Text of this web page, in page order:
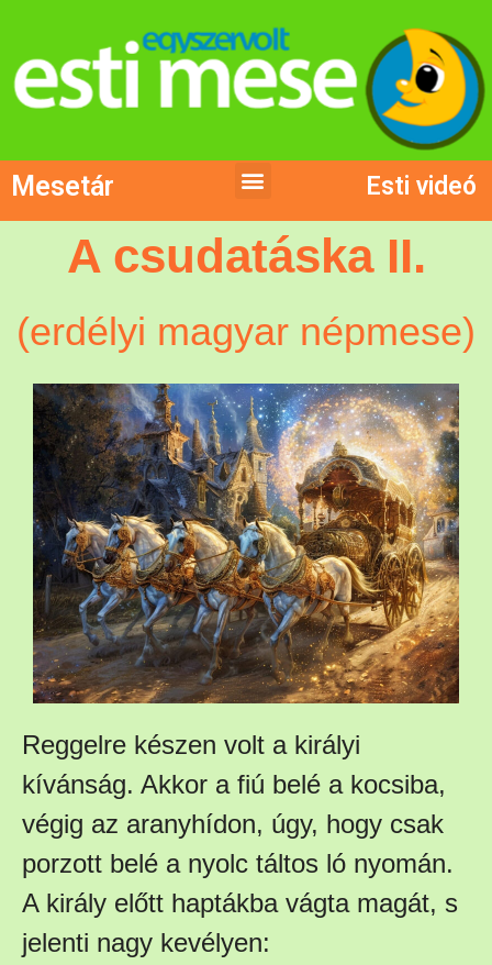
Mesetár Esti videó
A csudatáska II.
(erdélyi magyar népmese)
Reggelre készen volt a királyi
kívánság. Akkor a fiú belé a kocsiba,
végig az aranyhídon, úgy, hogy csak
porzott belé a nyolc táltos ló nyomán.
A király előtt haptákba vágta magát, s
jelenti nagy kevélyen: